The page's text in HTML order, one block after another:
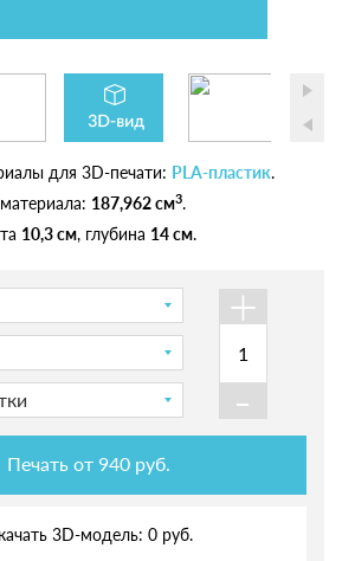
для 3D-печати: PLA-пластик.
187,962 см3.
10,3 см, глубина 14 см.
+
-
Печать от 940 руб.
3D-модель: 0 руб.